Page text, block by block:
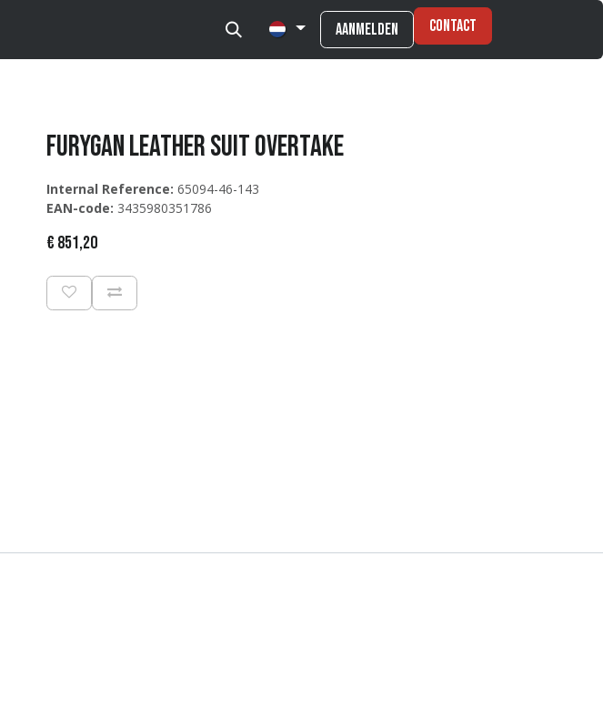
Aanmelden Contact
Furygan Leather suit Overtake
Internal Reference: 65094-46-143
EAN-code: 3435980351786
€ 851,20